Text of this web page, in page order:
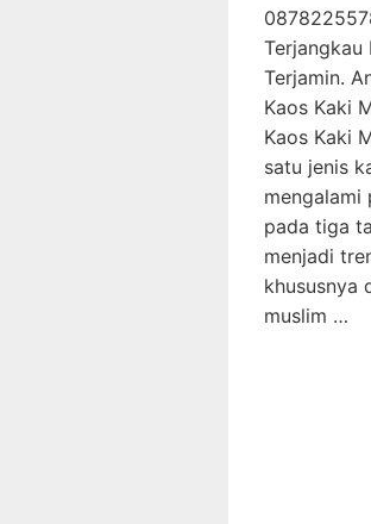
Terjangkau
Terjamin.
Kaos Kaki
Kaos Kaki
satu jenis
mengalami
pada tiga
menjadi
khususnya
muslim …